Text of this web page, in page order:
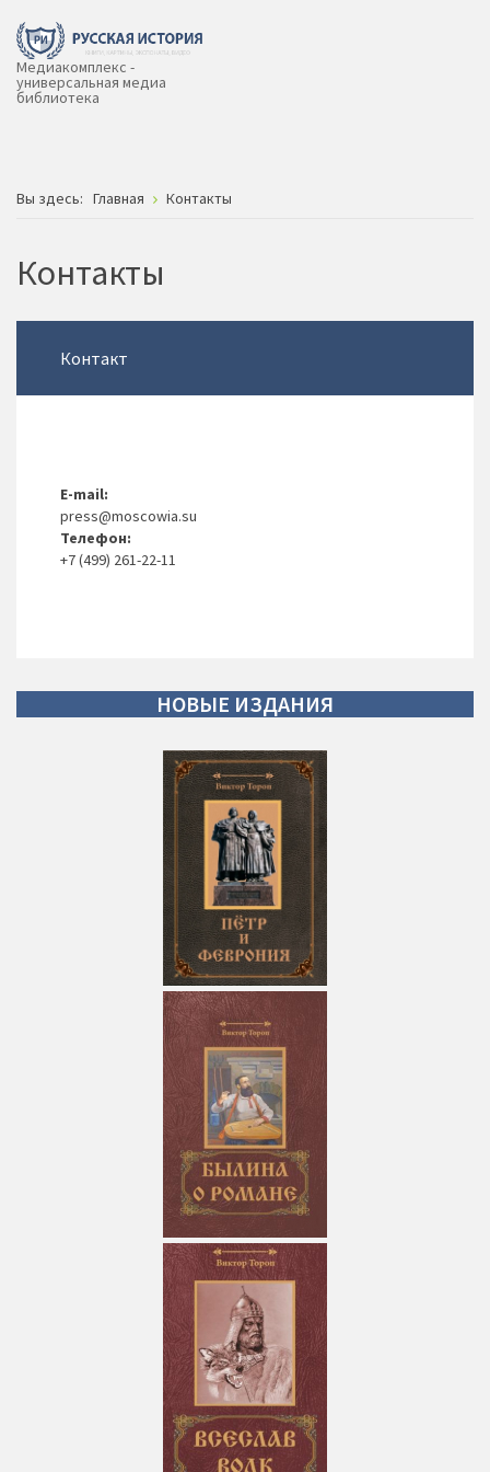
Медиакомплекс -
универсальная медиа
библиотека
Вы здесь: Главная Контакты
Контакты
Контакт
E-mail:
press@moscowia.su
Телефон:
+7 (499) 261-22-11
НОВЫЕ ИЗДАНИЯ